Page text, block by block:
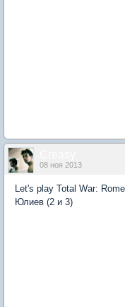
08 ноя 2013
Let's play Total War:
Юлиев (2 и 3)